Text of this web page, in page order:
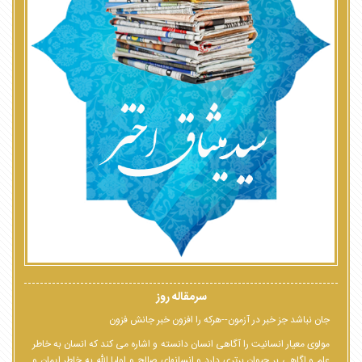
سرمقاله روز
جان نباشد جز خبر در آزمون--هرکه را افزون خبر جانش فزون
مولوی معیار انسانیت را آگاهی انسان دانسته و اشاره می کند که انسان به خاطر